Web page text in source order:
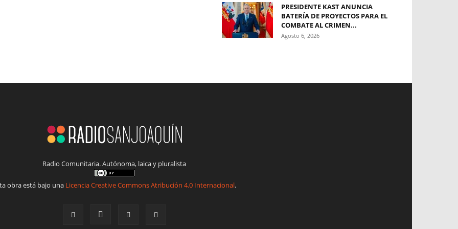
PRESIDENTE KAST ANUNCIA
BATERÍA DE PROYECTOS PARA EL
COMBATE AL CRIMEN...
Agosto 6, 2026
Radio Comunitaria. Autónoma, laica y pluralista
obra está bajo una Licencia Creative Commons Atribución 4.0 Internacional.